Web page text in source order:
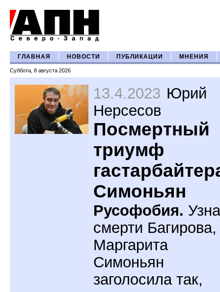
ГЛАВНАЯ НОВОСТИ ПУБЛИКАЦИИ МНЕНИЯ
Суббота, 8 августа 2026
13.4.2023 Юрий
Нерсесов
Посмертный
триумф
Симоньян
Русофобия.
смерти Багирова,
Маргарита
Симоньян
заголосила так,